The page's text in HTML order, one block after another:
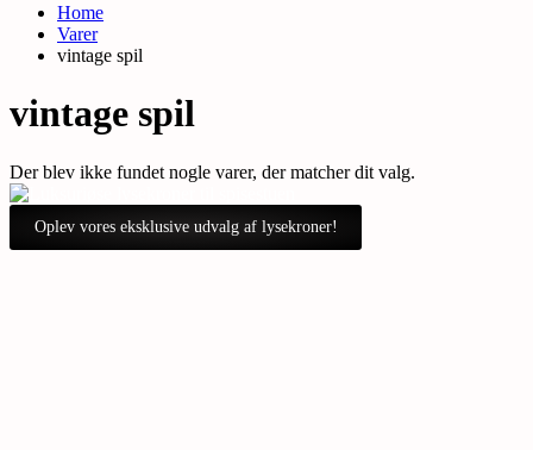
Home
Varer
vintage spil
vintage spil
Der blev ikke fundet nogle varer, der matcher dit valg.
Oplev vores eksklusive udvalg af lysekroner!